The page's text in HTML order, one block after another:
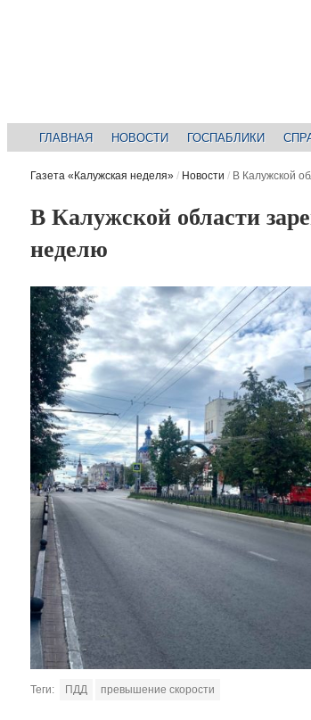
ГЛАВНАЯ НОВОСТИ ГОСПАБЛИКИ
Газета «Калужская неделя» / Новости / В Калужской
В Калужской области
неделю
Теги: ПДД превышение скорости